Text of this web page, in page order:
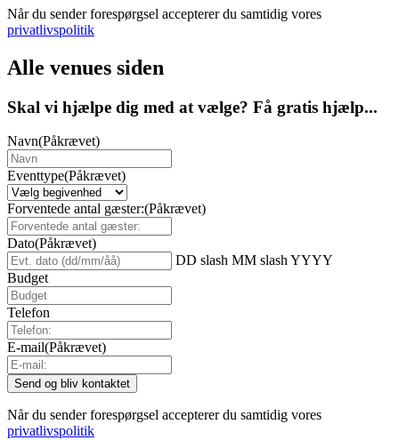
Når du sender forespørgsel accepterer du samtidig vores
privatlivspolitik
Alle venues siden
Skal vi hjælpe dig med at vælge? Få gratis hjælp...
Navn(Påkrævet)
Eventtype(Påkrævet)
Forventede antal gæster:(Påkrævet)
Dato(Påkrævet)
DD slash MM slash YYYY
Budget
Telefon
E-mail(Påkrævet)
Når du sender forespørgsel accepterer du samtidig vores
privatlivspolitik